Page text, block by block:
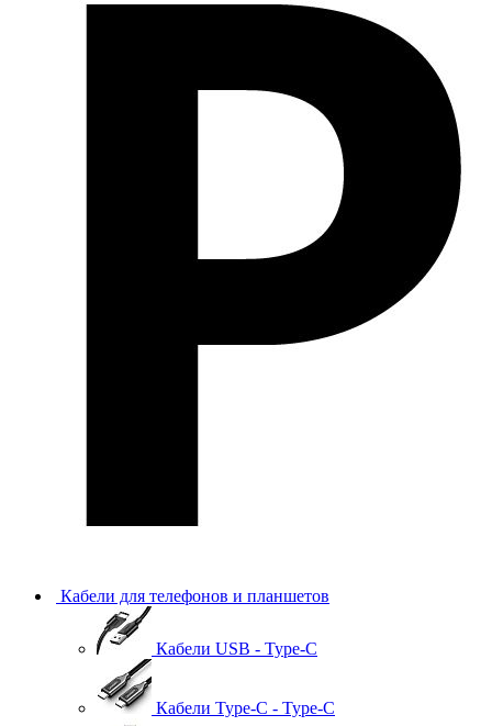
Кабели для телефонов и планшетов
Кабели USB - Type-C
Кабели Type-C - Type-C